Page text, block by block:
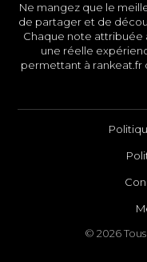
Ne mangez que le
de partager et de
Chaque note attribuée
une réelle
permettant à
© 2026